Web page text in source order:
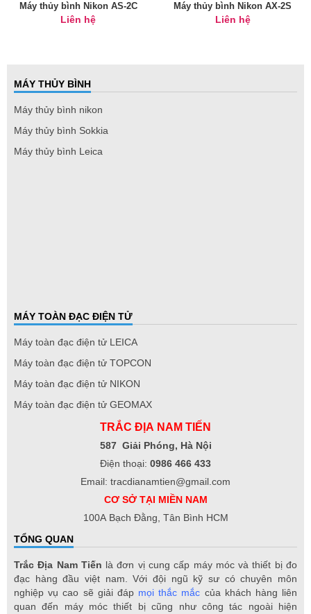
Máy thủy bình Nikon AS-2C
Liên hệ
Máy thủy bình Nikon AX-2S
Liên hệ
MÁY THỦY BÌNH
Máy thủy bình nikon
Máy thủy bình Sokkia
Máy thủy bình Leica
MÁY TOÀN ĐẠC ĐIỆN TỬ
Máy toàn đạc điện tử LEICA
Máy toàn đạc điện tử TOPCON
Máy toàn đạc điện tử NIKON
Máy toàn đạc điện tử GEOMAX
TRẮC ĐỊA NAM TIẾN
587 Giải Phóng, Hà Nội
Điện thoại: 0986 466 433
Email: tracdianamtien@gmail.com
CƠ SỞ TẠI MIỀN NAM
100A Bạch Đằng, Tân Bình HCM
TỔNG QUAN
Trắc Địa Nam Tiến là đơn vị cung cấp máy móc và thiết bị đo
đạc hàng đầu việt nam. Với đội ngũ kỹ sư có chuyên môn
nghiệp vụ cao sẽ giải đápmọi thắc mắc của khách hàng liên
quan đến máy móc thiết bị cũng như công tác ngoài hiện